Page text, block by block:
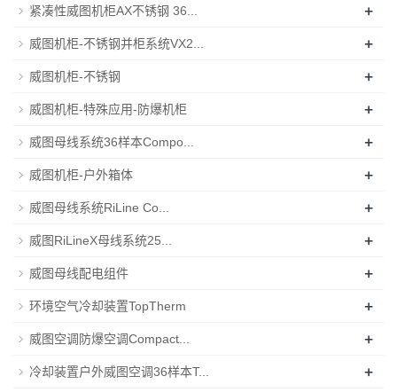
紧凑性威图机柜AX不锈钢 36... +
威图机柜-不锈钢并柜系统VX2... +
威图机柜-不锈钢 +
威图机柜-特殊应用-防爆机柜 +
威图母线系统36样本Compo... +
威图机柜-户外箱体 +
威图母线系统RiLine Co... +
威图RiLineX母线系统25... +
威图母线配电组件 +
环境空气冷却装置TopTherm +
威图空调防爆空调Compact... +
冷却装置户外威图空调36样本T... +